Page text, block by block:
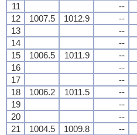
11
--
12
1007.5 1012.9 --
13
--
14
--
15
1006.5 1011.9 --
16
--
17
--
18
1006.2 1011.5 --
19
--
20
--
21
1004.5 1009.8 --